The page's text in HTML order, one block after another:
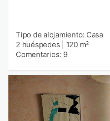
Tipo de alojamiento: Casa
2 huéspedes
120 m²
Comentarios: 9